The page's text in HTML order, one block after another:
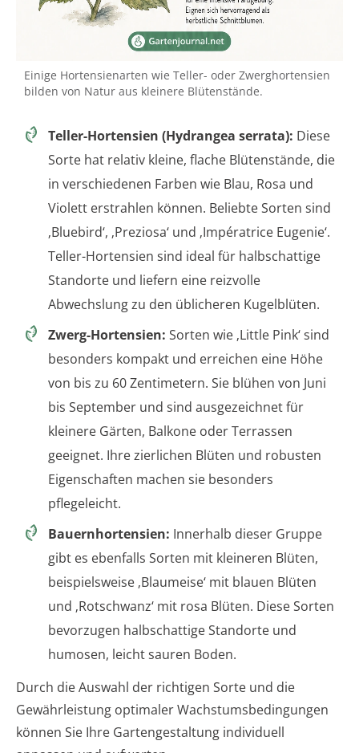
Einige Hortensienarten wie Teller- oder Zwerghortensien
bilden von Natur aus kleinere Blütenstände.
Teller-Hortensien (Hydrangea serrata): Diese
Sorte hat relativ kleine, flache Blütenstände, die
in verschiedenen Farben wie Blau, Rosa und
Violett erstrahlen können. Beliebte Sorten sind
‚Bluebird‘, ‚Preziosa‘ und ‚Impératrice Eugenie‘.
Teller-Hortensien sind ideal für halbschattige
Standorte und liefern eine reizvolle
Abwechslung zu den üblicheren Kugelblüten.
Zwerg-Hortensien: Sorten wie ‚Little Pink‘ sind
besonders kompakt und erreichen eine Höhe
von bis zu 60 Zentimetern. Sie blühen von Juni
bis September und sind ausgezeichnet für
kleinere Gärten, Balkone oder Terrassen
geeignet. Ihre zierlichen Blüten und robusten
Eigenschaften machen sie besonders
pflegeleicht.
Bauernhortensien: Innerhalb dieser Gruppe
gibt es ebenfalls Sorten mit kleineren Blüten,
beispielsweise ‚Blaumeise‘ mit blauen Blüten
und ‚Rotschwanz‘ mit rosa Blüten. Diese Sorten
bevorzugen halbschattige Standorte und
humosen, leicht sauren Boden.
Durch die Auswahl der richtigen Sorte und die
Gewährleistung optimaler Wachstumsbedingungen
können Sie Ihre Gartengestaltung individuell